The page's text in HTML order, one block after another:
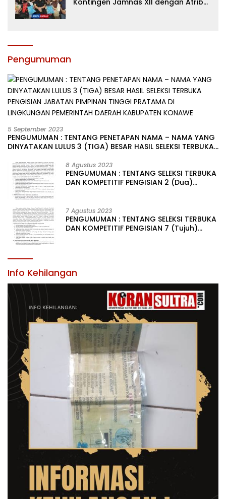
Kontingen Jamnas XII dengan Atribut
Pengumuman
5 September 2023
PENGUMUMAN : TENTANG PENETAPAN NAMA – NAMA YANG
DINYATAKAN LULUS 3 (TIGA) BESAR HASIL SELEKSI TERBUKA
LINGKUNGAN PEMERINTAH DAERAH KABUPATEN KONAWE
8 Agustus 2023
PENGUMUMAN : TENTANG SELEKSI TERBUKA
DAN KOMPETITIF PENGISIAN 2 (Dua)
KABUPATEN KONAWE
7 Agustus 2023
PENGUMUMAN : TENTANG SELEKSI TERBUKA
DAN KOMPETITIF PENGISIAN 7 (Tujuh)
Info Kehilangan